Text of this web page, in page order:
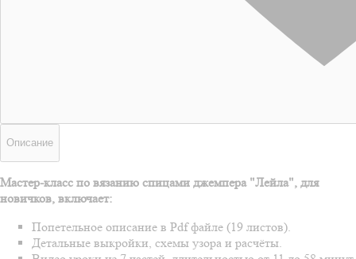
Описание
Мастер-класс по вязанию спицами джемпера "Лейла", для
новичков, включает:
Попетельное описание в Pdf файле (19 листов).
Детальные выкройки, схемы узора и расчёты.